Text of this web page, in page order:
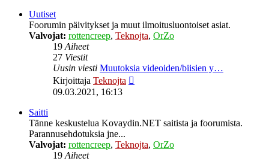
Uutiset
Foorumin päivitykset ja muut ilmoitusluontoiset asiat.
Valvojat: rottencreep, Teknojta, OrZo
19Aiheet
27 Viestit
Uusin viesti Muutoksia videoiden/biisien y…
Kirjoittaja Teknojta
09.03.2021, 16:13
Saitti
Tänne keskustelua Kovaydin.NET saitista ja foorumista.
Parannusehdotuksia jne...
Valvojat: rottencreep, Teknojta, OrZo
19Aiheet